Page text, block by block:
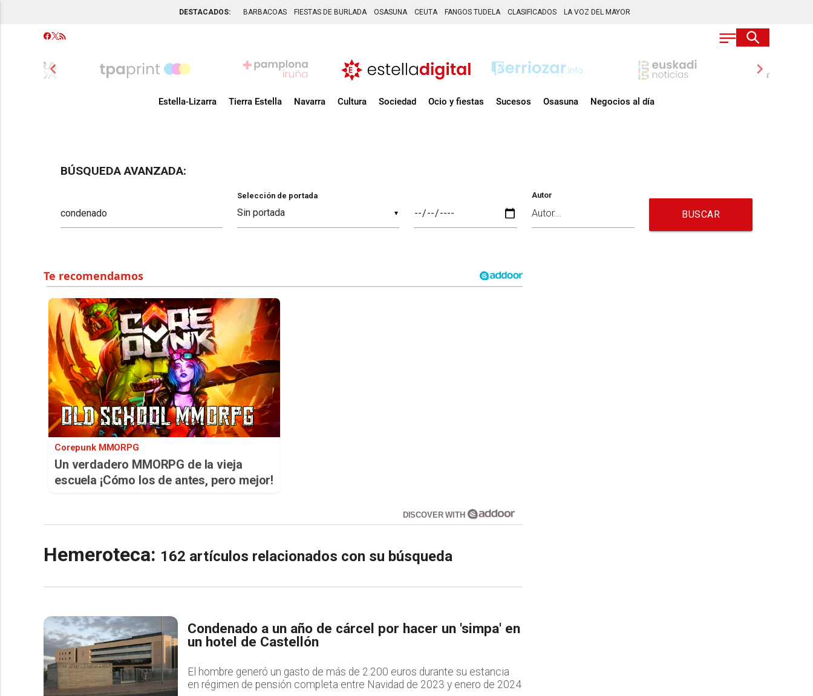
DESTACADOS: BARBACOAS FIESTAS DE BURLADA OSASUNA CEUTA FANGOS TUDELA CLASIFICADOS LA VOZ DEL MAYOR
chevron_left chevron_right
Estella-Lizarra Tierra Estella Navarra Cultura Sociedad Ocio y fiestas Sucesos Osasuna Negocios al día
BÚSQUEDA AVANZADA:
▼
Selección de portada Autor
BUSCAR
Corepunk MMORPG
Un verdadero MMORPG de la vieja
escuela ¡Cómo los de antes, pero mejor!
DISCOVER WITH
Hemeroteca: 162 artículos relacionados con su búsqueda
Condenado a un año de cárcel por hacer un 'simpa' en
un hotel de Castellón
El hombre generó un gasto de más de 2.200 euros durante su estancia
en régimen de pensión completa entre Navidad de 2023 y enero de 2024